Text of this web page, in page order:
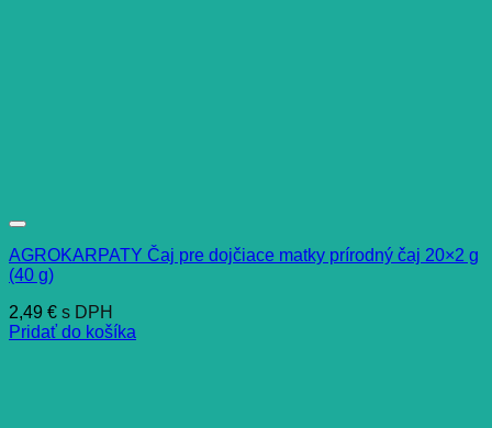
AGROKARPATY Čaj pre dojčiace matky prírodný čaj 20×2 g
(40 g)
2,49 € s DPH
Pridať do košíka